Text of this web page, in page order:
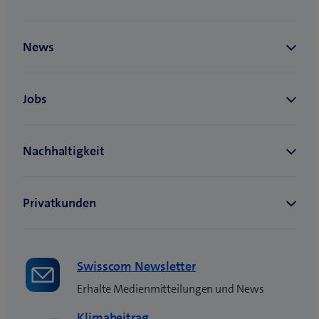
Swisscom Newsletter
Erhalte Medienmitteilungen und News